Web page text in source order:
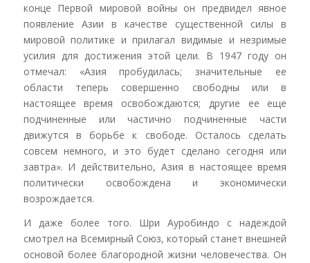
конце Первой мировой войны он предвидел явное
появление Азии в качестве существенной силы в
мировой политике и прилагал видимые и незримые
усилия для достижения этой цели. В 1947 году он
отмечал: «Азия пробудилась; значительные ее
области теперь совершенно свободны или в
настоящее время освобождаются; другие ее еще
подчиненные или частично подчиненные части
движутся в борьбе к свободе. Осталось сделать
совсем немного, и это будет сделано сегодня или
завтра». И действительно, Азия в настоящее время
политически освобождена и экономически
возрождается.
И даже более того. Шри Ауробиндо с надеждой
смотрел на Всемирный Союз, который станет внешней
основой более благородной жизни человечества. Он